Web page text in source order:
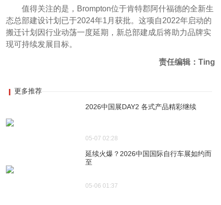
值得关注的是，Brompton位于肯特郡阿什福德的全新生
态总部建设计划已于2024年1月获批。这项自2022年启动的
搬迁计划因行业动荡一度延期，新总部建成后将助力品牌实
现可持续发展目标。
责任编辑：Ting
更多推荐
2026中国展DAY2 各式产品精彩继续
05-07 02:28
延续火爆？2026中国国际自行车展如约而
至
05-06 01:37